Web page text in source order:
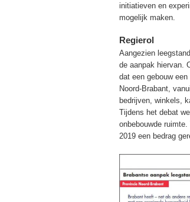
initiatieven en
mogelijk maken.
Regierol
Aangezien
de aanpak hiervan.
dat een gebouw
Noord-Brabant,
bedrijven, winkels,
Tijdens het debat
onbebouwde ruimte.
2019 een bedrag